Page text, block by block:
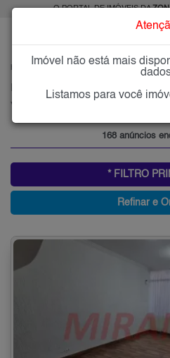
O PORTAL DE IMÓVEIS DA
VILA
Imóveis à Venda na Vila
Vila Constança, Zona Norte
168 anúncios
* FILTRO
Refinar e
Imóvel não está mais
Listamos para você